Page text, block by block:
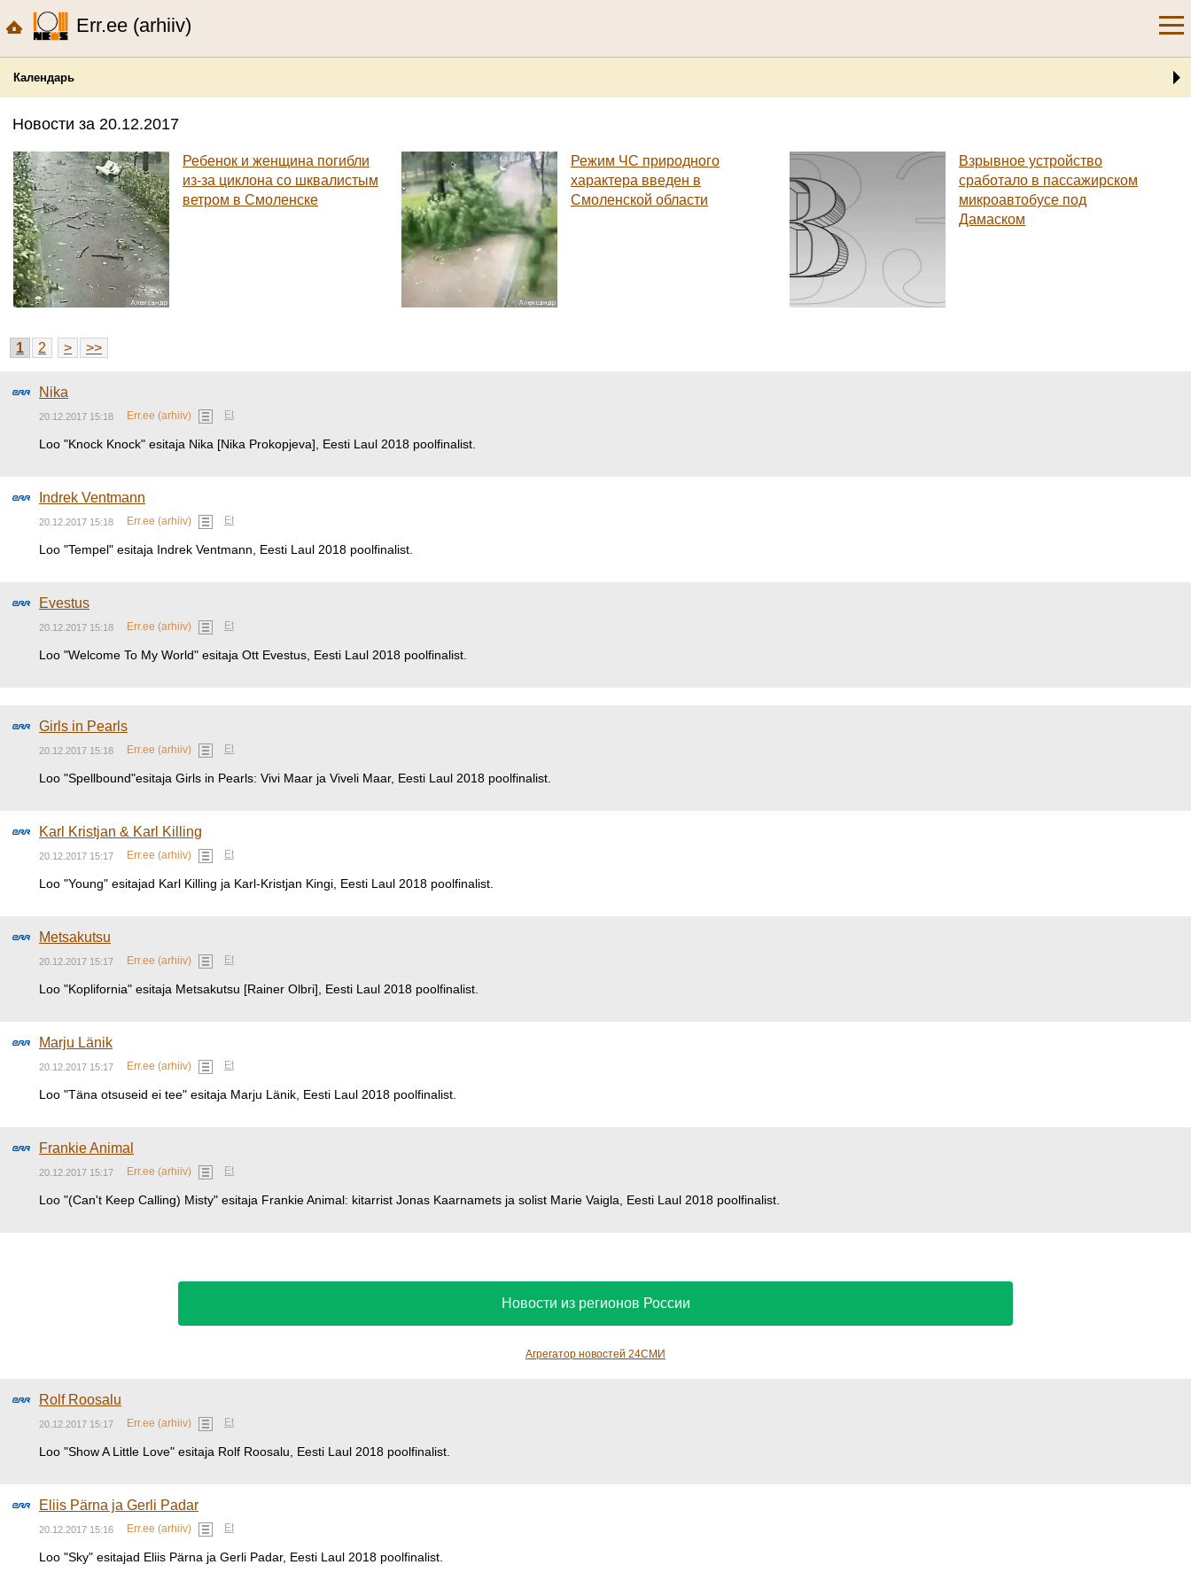
Err.ee (arhiiv)
Календарь
Новости за 20.12.2017
Ребенок и женщина погибли
из-за циклона со шквалистым
ветром в Смоленске
Режим ЧС природного
характера введен в
Смоленской области
Взрывное устройство
сработало в пассажирском
микроавтобусе под
Дамаском
1 2 > >>
Nika
20.12.2017 15:18 Err.ee (arhiiv) Et
Loo "Knock Knock" esitaja Nika [Nika Prokopjeva], Eesti Laul 2018 poolfinalist.
Indrek Ventmann
20.12.2017 15:18 Err.ee (arhiiv) Et
Loo "Tempel" esitaja Indrek Ventmann, Eesti Laul 2018 poolfinalist.
Evestus
20.12.2017 15:18 Err.ee (arhiiv) Et
Loo "Welcome To My World" esitaja Ott Evestus, Eesti Laul 2018 poolfinalist.
Girls in Pearls
20.12.2017 15:18 Err.ee (arhiiv) Et
Loo "Spellbound"esitaja Girls in Pearls: Vivi Maar ja Viveli Maar, Eesti Laul 2018 poolfinalist.
Karl Kristjan & Karl Killing
20.12.2017 15:17 Err.ee (arhiiv) Et
Loo "Young" esitajad Karl Killing ja Karl-Kristjan Kingi, Eesti Laul 2018 poolfinalist.
Metsakutsu
20.12.2017 15:17 Err.ee (arhiiv) Et
Loo "Koplifornia" esitaja Metsakutsu [Rainer Olbri], Eesti Laul 2018 poolfinalist.
Marju Länik
20.12.2017 15:17 Err.ee (arhiiv) Et
Loo "Täna otsuseid ei tee" esitaja Marju Länik, Eesti Laul 2018 poolfinalist.
Frankie Animal
20.12.2017 15:17 Err.ee (arhiiv) Et
Loo "(Can't Keep Calling) Misty" esitaja Frankie Animal: kitarrist Jonas Kaarnamets ja solist Marie Vaigla, Eesti Laul 2018 poolfinalist.
Новости из регионов России
Агрегатор новостей 24СМИ
Rolf Roosalu
20.12.2017 15:17 Err.ee (arhiiv) Et
Loo "Show A Little Love" esitaja Rolf Roosalu, Eesti Laul 2018 poolfinalist.
Eliis Pärna ja Gerli Padar
20.12.2017 15:16 Err.ee (arhiiv) Et
Loo "Sky" esitajad Eliis Pärna ja Gerli Padar, Eesti Laul 2018 poolfinalist.